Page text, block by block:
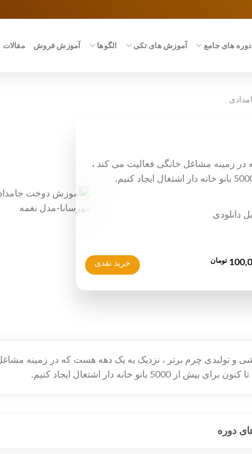
دوره های جامع آموزش های تکی الگوها آموزش فروش مقالات
زمینه مشاغل خانگی فعالیت می کند ،
تومان خرید نقدی
و تولیدی چرم برتر ، نزدیک یه یک دهه هست که در زمینه
از 5000 بانو خانه دار اشتغال ایجاد کنیم.
دوره